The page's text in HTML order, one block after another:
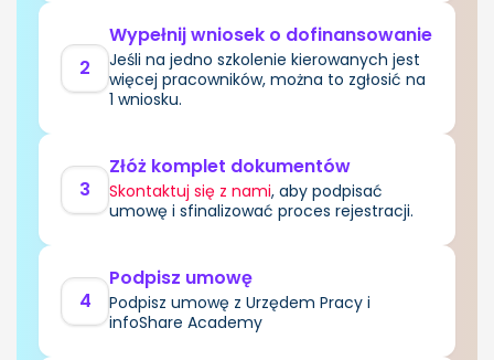
2
Wypełnij wniosek o dofinansowanie
Jeśli na jedno szkolenie kierowanych jest
więcej pracowników, można to zgłosić na
1 wniosku.
3
Złóż komplet dokumentów
Skontaktuj się z nami, aby podpisać
umowę i sfinalizować proces rejestracji.
4
Podpisz umowę
Podpisz umowę z Urzędem Pracy i
infoShare Academy